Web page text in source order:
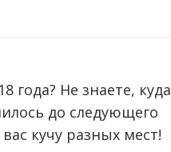
года? Не знаете, куда
до следующего
кучу разных мест!